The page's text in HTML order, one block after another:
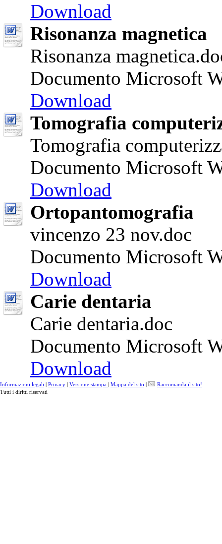
Download
Risonanza magnetica
Risonanza
Documento Microsoft
Download
Tomografia
Tomografia
Documento Microsoft
Download
Ortopantomografia
vincenzo 23 nov.doc
Documento Microsoft
Download
Carie dentaria
Carie dentaria.doc
Documento Microsoft
Download
Informazioni legali | Privacy | Versione stampa | Mappa del sito |
Raccomanda il sito!
Tutti i diritti riservati